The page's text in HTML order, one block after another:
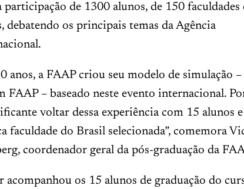
participação de 1300 alunos, de 150 faculdades
debatendo os principais temas da Agência
anos, a FAAP criou seu modelo de simulação –
FAAP – baseado neste evento internacional.
voltar dessa experiência com 15 alunos e
faculdade do Brasil selecionada”, comemora
coordenador geral da pós-graduação da
acompanhou os 15 alunos de graduação do